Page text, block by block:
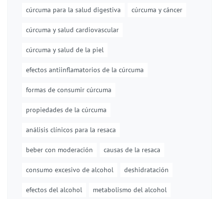
cúrcuma para la salud digestiva cúrcuma y cáncer
cúrcuma y salud cardiovascular
cúrcuma y salud de la piel
efectos antiinflamatorios de la cúrcuma
formas de consumir cúrcuma
propiedades de la cúrcuma
análisis clínicos para la resaca
beber con moderación causas de la resaca
consumo excesivo de alcohol deshidratación
efectos del alcohol metabolismo del alcohol